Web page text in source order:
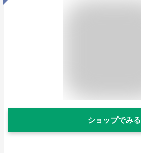
ショップでみる